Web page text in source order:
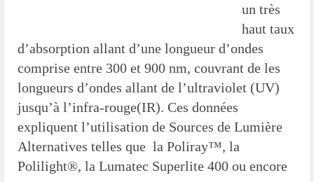
un très
haut taux
d’absorption allant d’une longueur d’ondes
comprise entre 300 et 900 nm, couvrant de les
longueurs d’ondes allant de l’ultraviolet (UV)
jusqu’à l’infra-rouge(IR). Ces données
expliquent l’utilisation de Sources de Lumière
Alternatives telles que la Poliray™, la
Polilight®, la Lumatec Superlite 400 ou encore